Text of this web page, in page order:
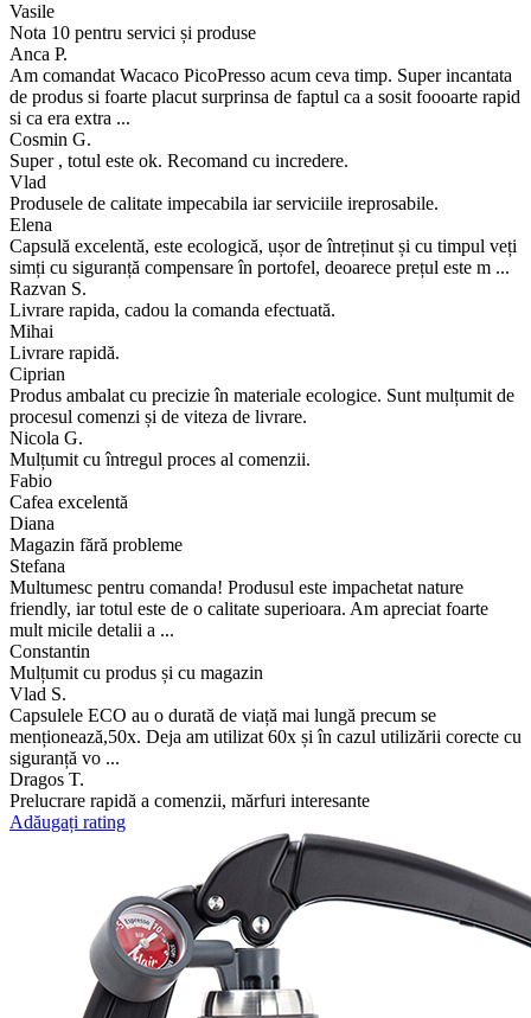
Vasile
Nota 10 pentru servici și produse
Anca P.
Am comandat Wacaco PicoPresso acum ceva timp. Super incantata
de produs si foarte placut surprinsa de faptul ca a sosit foooarte rapid
si ca era extra ...
Cosmin G.
Super , totul este ok. Recomand cu incredere.
Vlad
Produsele de calitate impecabila iar serviciile ireprosabile.
Elena
Capsulă excelentă, este ecologică, ușor de întreținut și cu timpul veți
simți cu siguranță compensare în portofel, deoarece prețul este m ...
Razvan S.
Livrare rapida, cadou la comanda efectuată.
Mihai
Livrare rapidă.
Ciprian
Produs ambalat cu precizie în materiale ecologice. Sunt mulțumit de
procesul comenzi și de viteza de livrare.
Nicola G.
Mulțumit cu întregul proces al comenzii.
Fabio
Cafea excelentă
Diana
Magazin fără probleme
Stefana
Multumesc pentru comanda! Produsul este impachetat nature
friendly, iar totul este de o calitate superioara. Am apreciat foarte
mult micile detalii a ...
Constantin
Mulțumit cu produs și cu magazin
Vlad S.
Capsulele ECO au o durată de viață mai lungă precum se
menționează,50x. Deja am utilizat 60x și în cazul utilizării corecte cu
siguranță vo ...
Dragos T.
Prelucrare rapidă a comenzii, mărfuri interesante
Adăugați rating